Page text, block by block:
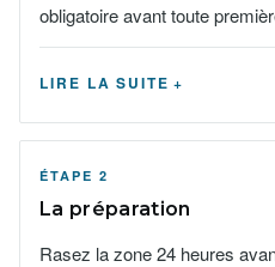
obligatoire avant toute
LIRE LA SUITE
ÉTAPE 2
La préparation
Rasez la zone 24 heures